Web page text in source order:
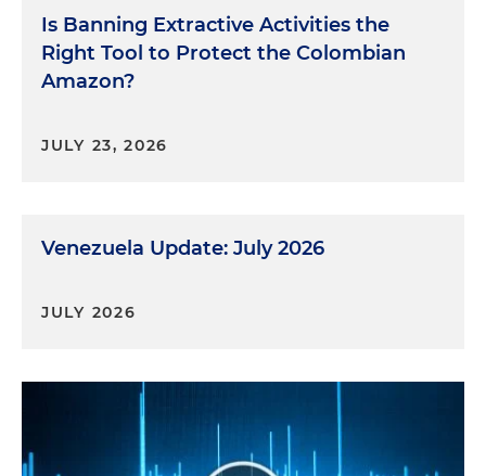
Is Banning Extractive Activities the
Right Tool to Protect the Colombian
Amazon?
JULY 23, 2026
Venezuela Update: July 2026
JULY 2026